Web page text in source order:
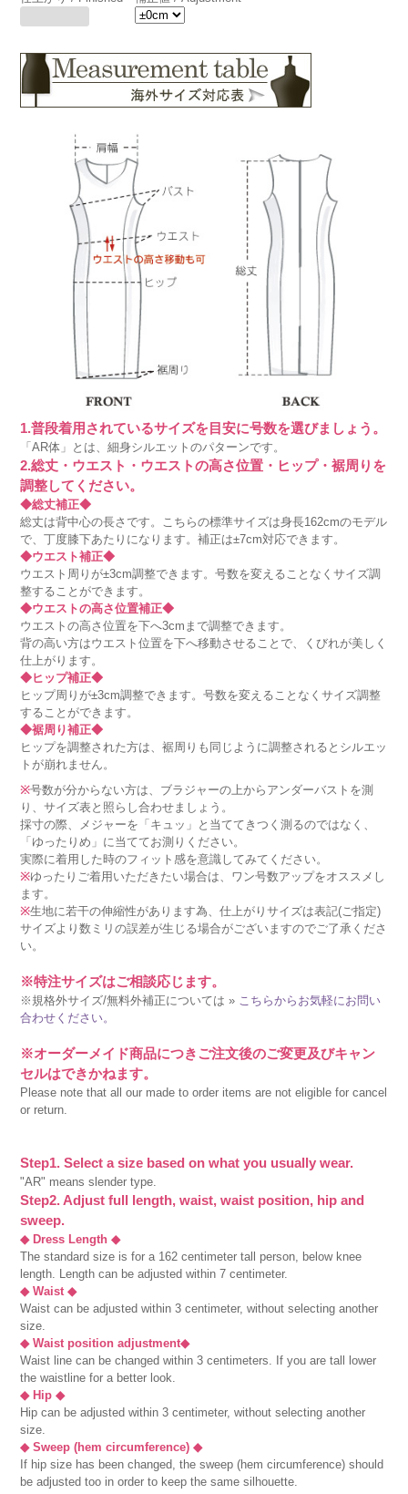
1.普段着用されているサイズを目安に号数を選びましょう。
「AR体」とは、細身シルエットのパターンです。
2.総丈・ウエスト・ウエストの高さ位置・ヒップ・裾周りを
調整してください。
◆総丈補正◆
総丈は背中心の長さです。こちらの標準サイズは身長162cmのモデル
で、丁度膝下あたりになります。補正は±7cm対応できます。
◆ウエスト補正◆
ウエスト周りが±3cm調整できます。号数を変えることなくサイズ調
整することができます。
◆ウエストの高さ位置補正◆
ウエストの高さ位置を下へ3cmまで調整できます。
背の高い方はウエスト位置を下へ移動させることで、くびれが美しく
仕上がります。
◆ヒップ補正◆
ヒップ周りが±3cm調整できます。号数を変えることなくサイズ調整
することができます。
◆裾周り補正◆
ヒップを調整された方は、裾周りも同じように調整されるとシルエッ
トが崩れません。
※号数が分からない方は、ブラジャーの上からアンダーバストを測
り、サイズ表と照らし合わせましょう。
採寸の際、メジャーを「キュッ」と当ててきつく測るのではなく、
「ゆったりめ」に当ててお測りください。
実際に着用した時のフィット感を意識してみてください。
※ゆったりご着用いただきたい場合は、ワン号数アップをオススメし
ます。
※生地に若干の伸縮性があります為、仕上がりサイズは表記(ご指定)
サイズより数ミリの誤差が生じる場合がございますのでご了承くださ
い。
※特注サイズはご相談応じます。
※規格外サイズ/無料外補正については » こちらからお気軽にお問い
合わせください。
※オーダーメイド商品につきご注文後のご変更及びキャン
セルはできかねます。
Please note that all our made to order items are not eligible for cancel
or return.
Step1. Select a size based on what you usually wear.
"AR" means slender type.
Step2. Adjust full length, waist, waist position, hip and
sweep.
◆ Dress Length ◆
The standard size is for a 162 centimeter tall person, below knee
length. Length can be adjusted within 7 centimeter.
◆ Waist ◆
Waist can be adjusted within 3 centimeter, without selecting another
size.
◆ Waist position adjustment◆
Waist line can be changed within 3 centimeters. If you are tall lower
the waistline for a better look.
◆ Hip ◆
Hip can be adjusted within 3 centimeter, without selecting another
size.
◆ Sweep (hem circumference) ◆
If hip size has been changed, the sweep (hem circumference) should
be adjusted too in order to keep the same silhouette.